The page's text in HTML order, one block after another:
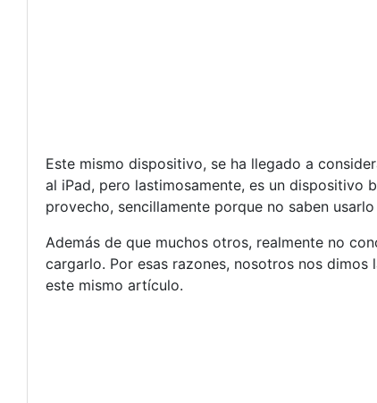
Este mismo dispositivo, se ha llegado a
al iPad, pero lastimosamente, es un dispositivo
provecho, sencillamente porque no saben
Además de que muchos otros, realmente no
cargarlo. Por esas razones, nosotros nos
este mismo artículo.